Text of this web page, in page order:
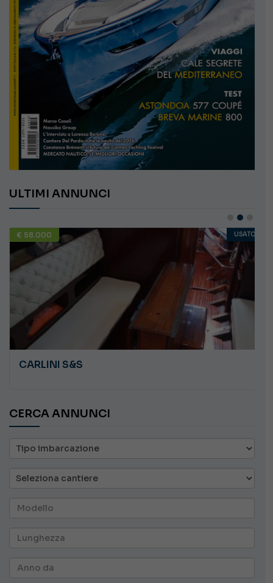
ULTIMI ANNUNCI
€ 58.000 USATO
CARLINI S&S
CERCA ANNUNCI